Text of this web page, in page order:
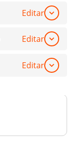
Editar
Editar
Editar